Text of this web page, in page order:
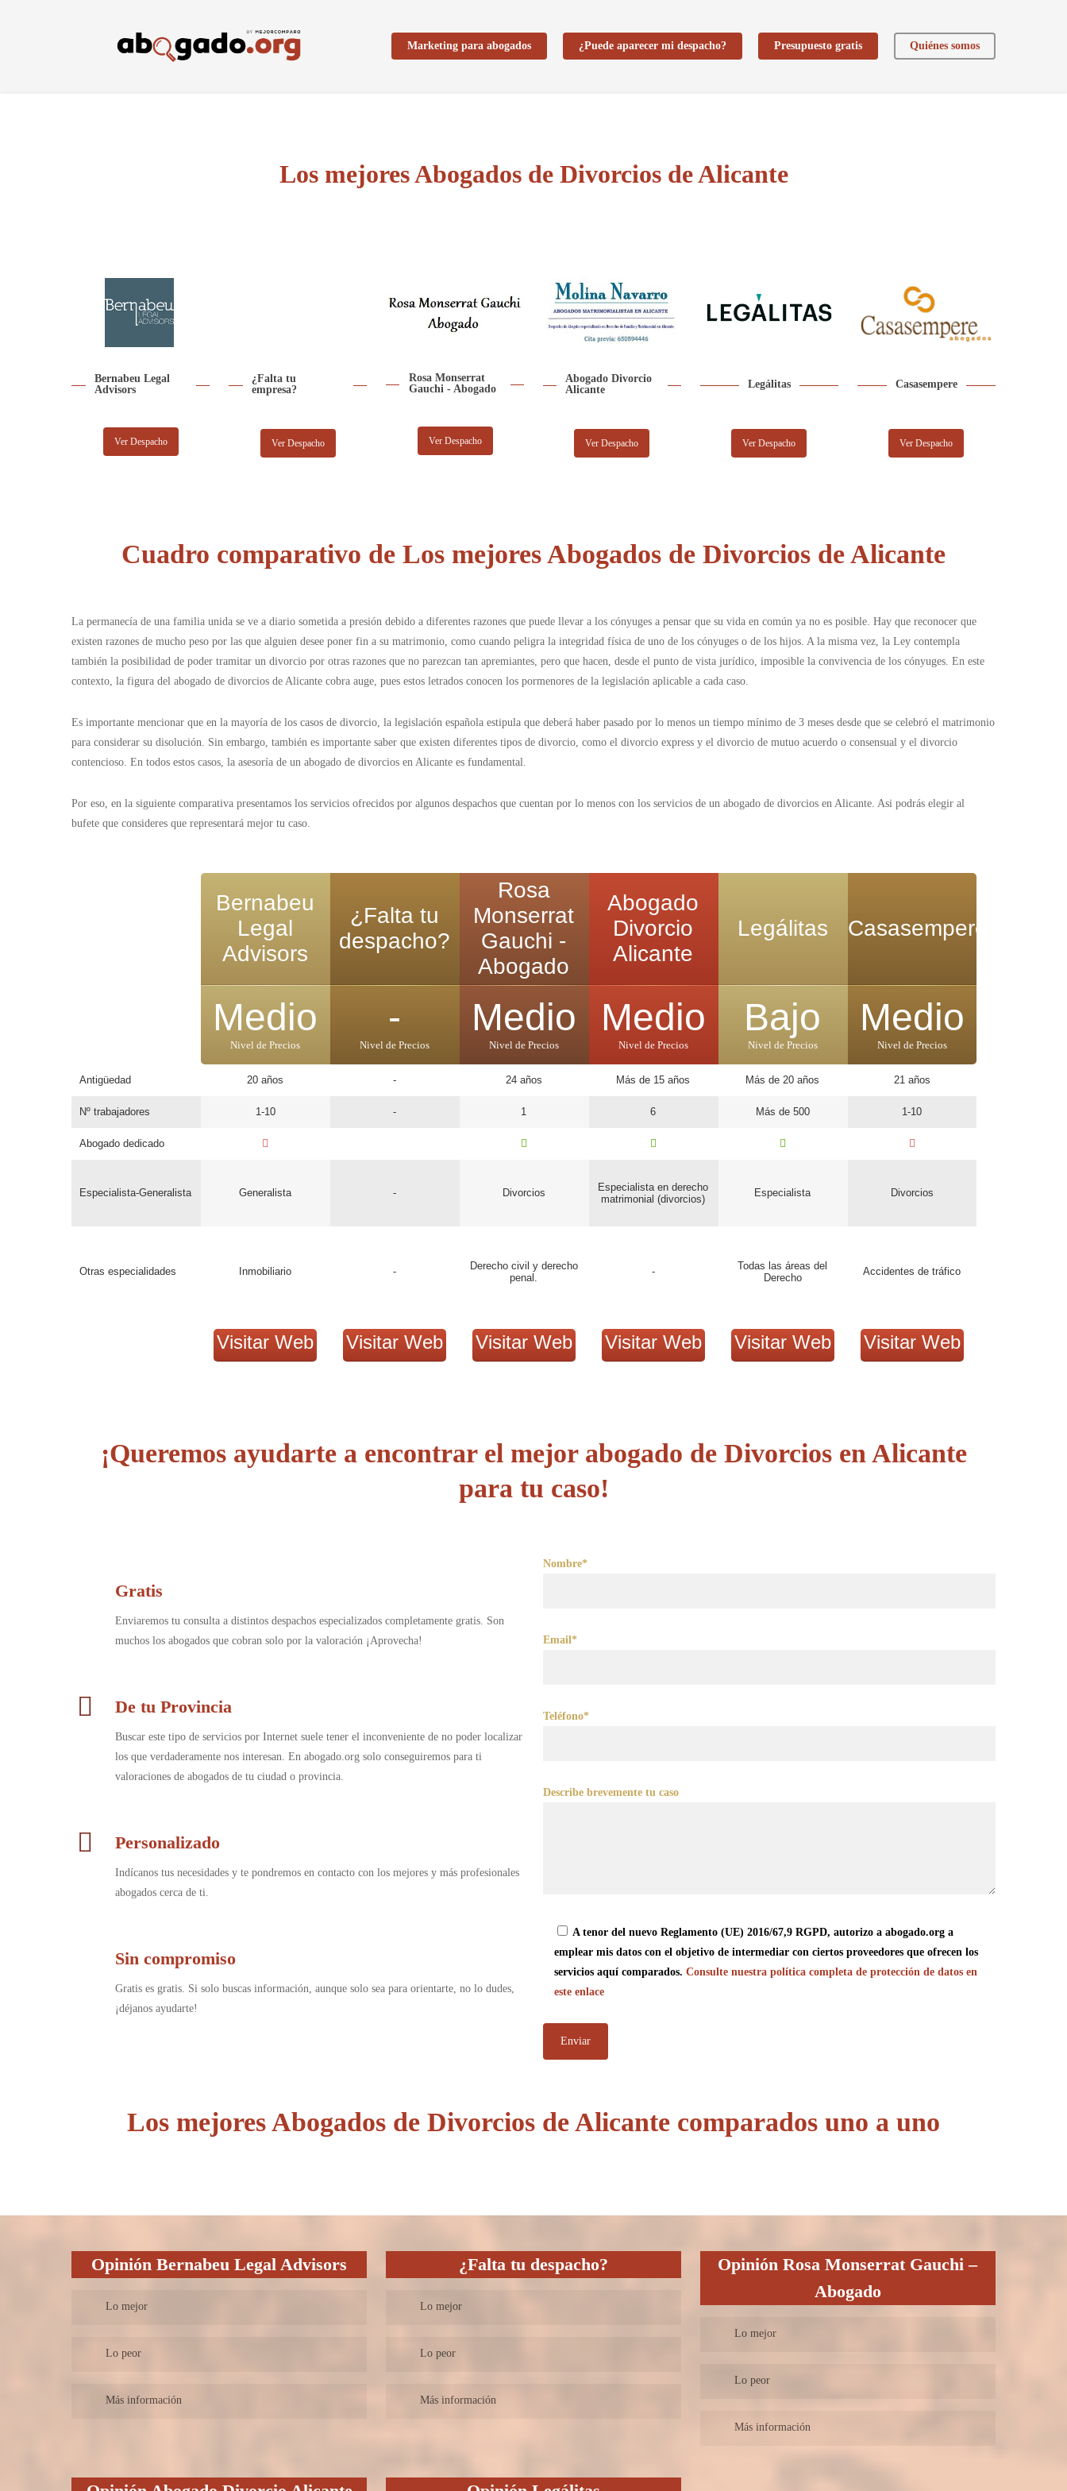
Marketing para abogados ¿Puede aparecer mi despacho? Presupuesto gratis Quiénes somos
Los mejores Abogados de Divorcios de Alicante
Bernabeu Legal
Advisors
Ver Despacho
¿Falta tu
empresa?
Ver Despacho
Rosa Monserrat
Gauchi - Abogado
Ver Despacho
Abogado Divorcio
Alicante
Ver Despacho
Legálitas
Ver Despacho
Casasempere
Ver Despacho
Cuadro comparativo de Los mejores Abogados de Divorcios de Alicante
La permanecía de una familia unida se ve a diario sometida a presión debido a diferentes razones que puede llevar a los cónyuges a pensar que su vida en común ya no es posible. Hay que reconocer que
existen razones de mucho peso por las que alguien desee poner fin a su matrimonio, como cuando peligra la integridad física de uno de los cónyuges o de los hijos. A la misma vez, la Ley contempla
también la posibilidad de poder tramitar un divorcio por otras razones que no parezcan tan apremiantes, pero que hacen, desde el punto de vista jurídico, imposible la convivencia de los cónyuges. En este
contexto, la figura del abogado de divorcios de Alicante cobra auge, pues estos letrados conocen los pormenores de la legislación aplicable a cada caso.
Es importante mencionar que en la mayoría de los casos de divorcio, la legislación española estipula que deberá haber pasado por lo menos un tiempo mínimo de 3 meses desde que se celebró el matrimonio
para considerar su disolución. Sin embargo, también es importante saber que existen diferentes tipos de divorcio, como el divorcio express y el divorcio de mutuo acuerdo o consensual y el divorcio
contencioso. En todos estos casos, la asesoría de un abogado de divorcios en Alicante es fundamental.
Por eso, en la siguiente comparativa presentamos los servicios ofrecidos por algunos despachos que cuentan por lo menos con los servicios de un abogado de divorcios en Alicante. Asi podrás elegir al
bufete que consideres que representará mejor tu caso.
Antigüedad
Nº trabajadores
Abogado dedicado
Especialista-Generalista
Otras especialidades
Bernabeu
Legal
Advisors
Medio
Nivel de Precios
20 años
1-10
Generalista
Inmobiliario
Visitar Web
¿Falta tu
despacho?
-
Nivel de Precios
-
-
-
-
Visitar Web
Rosa
Monserrat
Gauchi -
Abogado
Medio
Nivel de Precios
24 años
1
Divorcios
Derecho civil y derecho
penal.
Visitar Web
Abogado
Divorcio
Alicante
Medio
Nivel de Precios
Más de 15 años
6
Especialista en derecho
matrimonial (divorcios)
-
Visitar Web
Legálitas
Bajo
Nivel de Precios
Más de 20 años
Más de 500
Especialista
Todas las áreas del
Derecho
Visitar Web
Casasempere
Medio
Nivel de Precios
21 años
1-10
Divorcios
Accidentes de tráfico
Visitar Web
¡Queremos ayudarte a encontrar el mejor abogado de Divorcios en Alicante
para tu caso!
Gratis
Enviaremos tu consulta a distintos despachos especializados completamente gratis. Son
muchos los abogados que cobran solo por la valoración ¡Aprovecha!
De tu Provincia
Buscar este tipo de servicios por Internet suele tener el inconveniente de no poder localizar
los que verdaderamente nos interesan. En abogado.org solo conseguiremos para ti
valoraciones de abogados de tu ciudad o provincia.
Personalizado
Indícanos tus necesidades y te pondremos en contacto con los mejores y más profesionales
abogados cerca de ti.
Sin compromiso
Gratis es gratis. Si solo buscas información, aunque solo sea para orientarte, no lo dudes,
¡déjanos ayudarte!
Nombre*
Email*
Teléfono*
Describe brevemente tu caso
A tenor del nuevo Reglamento (UE) 2016/67,9 RGPD, autorizo a abogado.org a
emplear mis datos con el objetivo de intermediar con ciertos proveedores que ofrecen los
servicios aquí comparados. Consulte nuestra política completa de protección de datos en
este enlace
Los mejores Abogados de Divorcios de Alicante comparados uno a uno
Opinión Bernabeu Legal Advisors
Lo mejor
asesoramiento y resolución de asuntos legales a particulares
sueco y posibilidad de otros idiomas. Se atiende en toda la
Lo peor
Más información
¿Falta tu despacho?
Lo mejor
Lo peor
Más información
OpiniónRosa Monserrat Gauchi –
Abogado
Lo mejor
Lo peor
Más información